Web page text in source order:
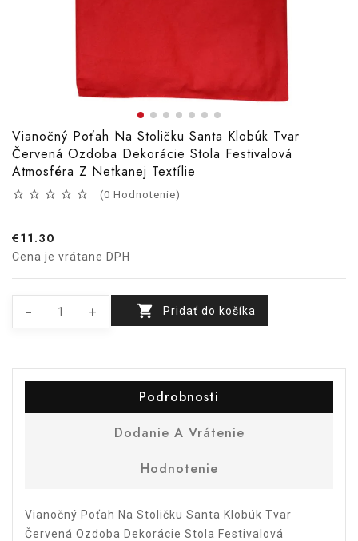
Vianočný Poťah Na Stoličku Santa Klobúk Tvar
Červená Ozdoba Dekorácie Stola Festivalová
Atmosféra Z Netkanej Textílie
star_border star_border star_border star_border star_border (0 Hodnotenie)
€11.30
Cena je vrátane DPH
Pridať do košíka
Podrobnosti
Dodanie A Vrátenie
Hodnotenie
Vianočný Poťah Na Stoličku Santa Klobúk Tvar
Červená Ozdoba Dekorácie Stola Festivalová